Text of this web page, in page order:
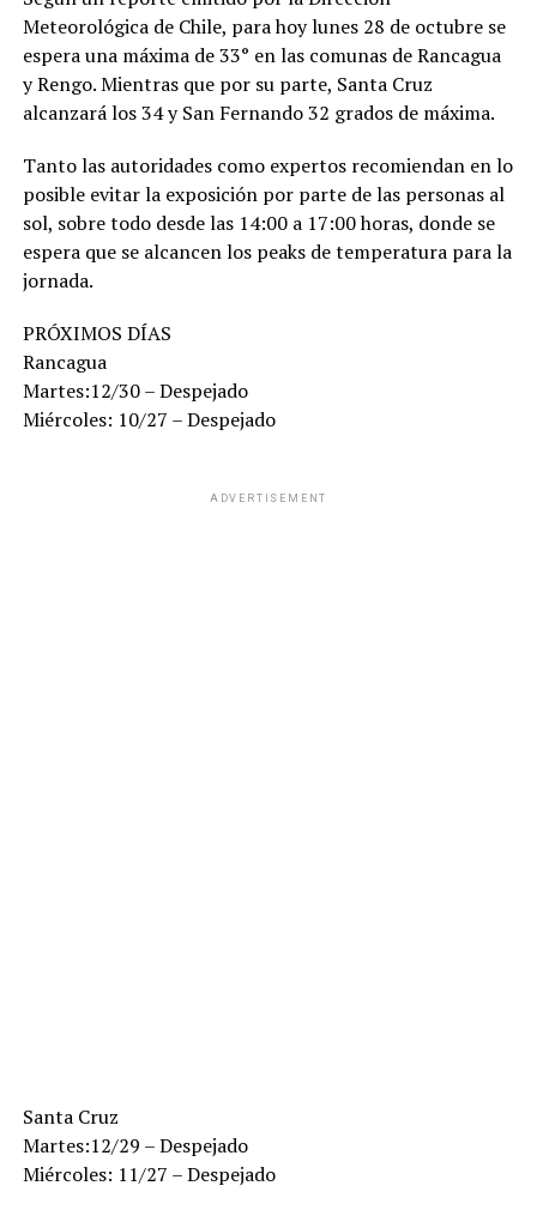
Meteorológica de Chile, para hoy lunes 28 de octubre se
espera una máxima de 33° en las comunas de Rancagua
y Rengo. Mientras que por su parte, Santa Cruz
alcanzará los 34 y San Fernando 32 grados de máxima.
Tanto las autoridades como expertos recomiendan en lo
posible evitar la exposición por parte de las personas al
sol, sobre todo desde las 14:00 a 17:00 horas, donde se
espera que se alcancen los peaks de temperatura para la
jornada.
PRÓXIMOS DÍAS
Rancagua
Martes:12/30 – Despejado
Miércoles: 10/27 – Despejado
ADVERTISEMENT
Santa Cruz
Martes:12/29 – Despejado
Miércoles: 11/27 – Despejado